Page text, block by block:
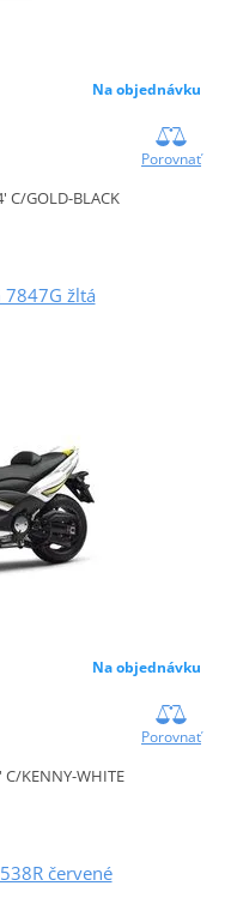
Na objednávku
Porovnať
C/GOLD-BLACK
7847G žltá
Na objednávku
Porovnať
C/KENNY-WHITE
červené